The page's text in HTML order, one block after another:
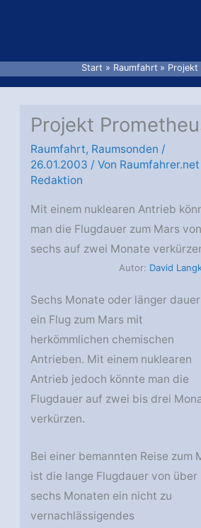
Start Raumfahrt Projekt
Projekt
Raumfahrt, Raumsonden /
26.01.2003 / Von Raumfahrer.net
Redaktion
Mit einem nuklearen Antrieb
man die Flugdauer zum Mars von
sechs auf zwei Monate
Autor: David
Sechs Monate oder länger
ein Flug zum Mars mit
herkömmlichen chemischen
Antrieben. Mit einem nuklearen
Antrieb jedoch könnte man die
Flugdauer auf zwei bis drei
verkürzen.
Bei einer bemannten Reise zum
ist die lange Flugdauer von über
sechs Monaten ein nicht zu
vernachlässigendes